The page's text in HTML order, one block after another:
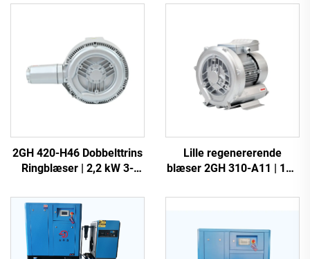
2GH 420-H46 Dobbelttrins
Ringblæser | 2,2 kW 3-
Lille regenererende
blæser 2GH 310-A11 | 110
dam